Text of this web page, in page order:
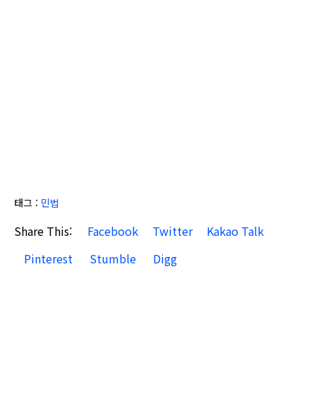
태그 : 민법
Share This: Facebook Twitter
Kakao Talk
Pinterest
Stumble Digg